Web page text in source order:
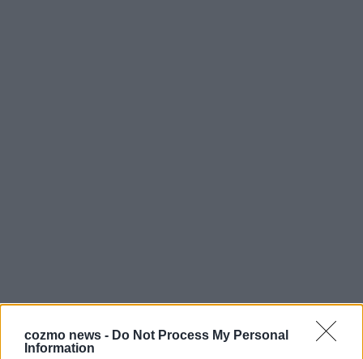
cozmo news - Do Not Process My Personal
Information